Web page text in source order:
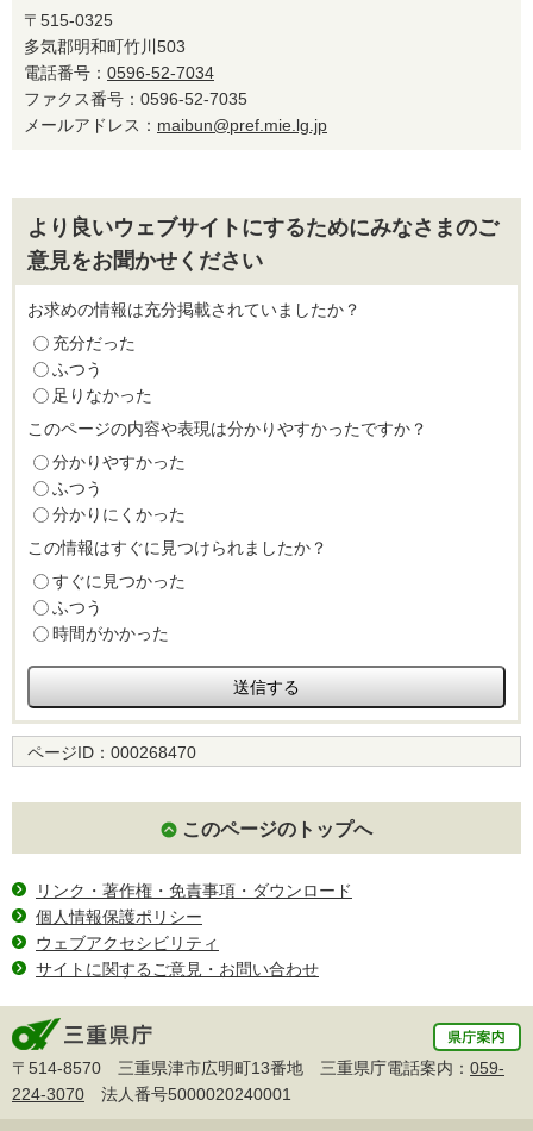
〒515-0325
多気郡明和町竹川503
電話番号： 0596-52-7034
ファクス番号：0596-52-7035
メールアドレス： maibun@pref.mie.lg.jp
より良いウェブサイトにするためにみなさまのご
意見をお聞かせください
お求めの情報は充分掲載されていましたか？
充分だった
ふつう
足りなかった
このページの内容や表現は分かりやすかったですか？
分かりやすかった
ふつう
分かりにくかった
この情報はすぐに見つけられましたか？
すぐに見つかった
ふつう
時間がかかった
ページID： 000268470
このページのトップへ
リンク・著作権・免責事項・ダウンロード
個人情報保護ポリシー
ウェブアクセシビリティ
サイトに関するご意見・お問い合わせ
〒514-8570 三重県津市広明町13番地 三重県庁電話案内： 059-
224-3070 法人番号5000020240001